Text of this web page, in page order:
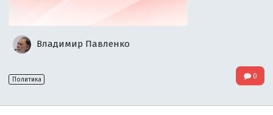
Владимир Павленко
Политика 0